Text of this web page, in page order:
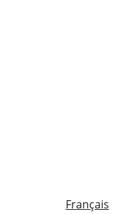
Français